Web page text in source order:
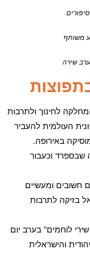
משותף
שירה
פרדי ע"י המחלקה לחינוך ולתרבות
העולמית להעביר
באירופה.
שבספרד וכעבור
חשובים ומעשיים
בזיקה לתרבות
שירי לוחמים" בערב יום
והישראלית